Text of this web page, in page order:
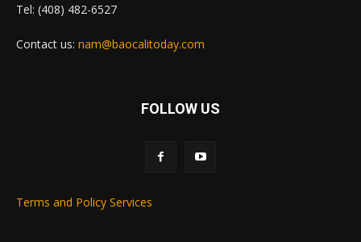
Tel: (408) 482-6527
Contact us: nam@baocalitoday.com
FOLLOW US
Terms and Policy Services